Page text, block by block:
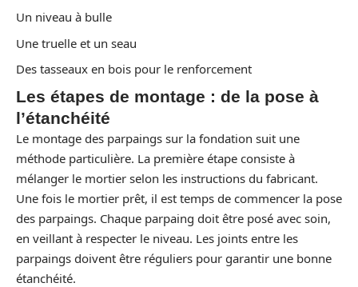
Un niveau à bulle
Une truelle et un seau
Des tasseaux en bois pour le renforcement
Les étapes de montage : de la pose à
l’étanchéité
Le montage des parpaings sur la fondation suit une
méthode particulière. La première étape consiste à
mélanger le mortier selon les instructions du fabricant.
Une fois le mortier prêt, il est temps de commencer la pose
des parpaings. Chaque parpaing doit être posé avec soin,
en veillant à respecter le niveau. Les joints entre les
parpaings doivent être réguliers pour garantir une bonne
étanchéité.